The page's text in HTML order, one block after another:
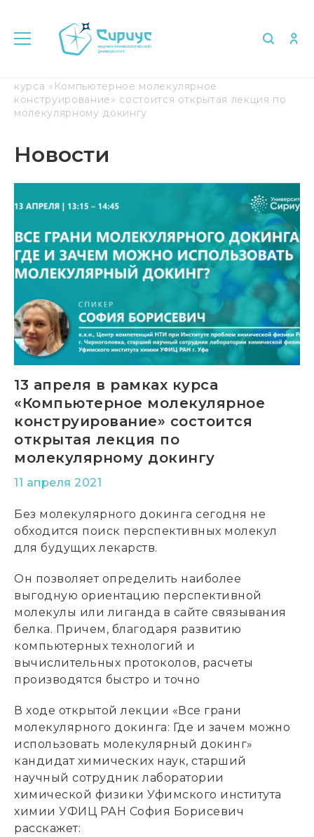
курса «Компьютерное молекулярное
конструирование» состоится открытая лекция по
молекулярному докингу
Новости
13 апреля в рамках курса
«Компьютерное молекулярное
конструирование» состоится
открытая лекция по
молекулярному докингу
11 апреля 2021
Без молекулярного докинга сегодня не
обходится поиск перспективных молекул
для будущих лекарств.
Он позволяет определить наиболее
выгодную ориентацию перспективной
молекулы или лиганда в сайте связывания
белка. Причем, благодаря развитию
компьютерных технологий и
вычислительных протоколов, расчеты
производятся быстро и точно
В ходе открытой лекции «Все грани
молекулярного докинга: Где и зачем можно
использовать молекулярный докинг»
кандидат химических наук, старший
научный сотрудник лаборатории
химической физики Уфимского института
химии УФИЦ РАН София Борисевич
расскажет: